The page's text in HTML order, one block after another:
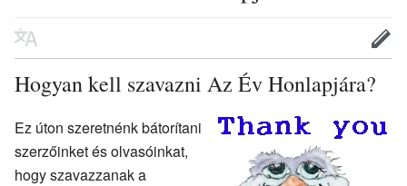
Hogyan kell szavazni Az Év Honlapjára?
Ez úton szeretnénk bátorítani
szerzőinket és olvasóinkat,
hogy szavazzanak a